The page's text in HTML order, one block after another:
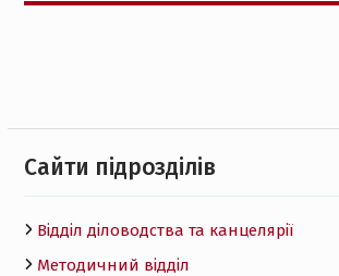
Cайти підрозділів
Відділ діловодства та канцелярії
Методичний відділ